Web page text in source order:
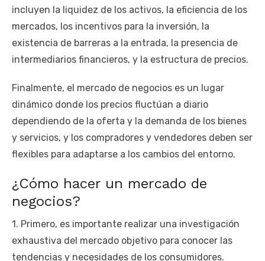
incluyen la liquidez de los activos, la eficiencia de los
mercados, los incentivos para la inversión, la
existencia de barreras a la entrada, la presencia de
intermediarios financieros, y la estructura de precios.
Finalmente, el mercado de negocios es un lugar
dinámico donde los precios fluctúan a diario
dependiendo de la oferta y la demanda de los bienes
y servicios, y los compradores y vendedores deben ser
flexibles para adaptarse a los cambios del entorno.
¿Cómo hacer un mercado de
negocios?
1. Primero, es importante realizar una investigación
exhaustiva del mercado objetivo para conocer las
tendencias y necesidades de los consumidores.